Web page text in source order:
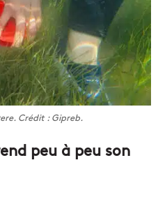
Crédit : Gipreb.
peu à peu son